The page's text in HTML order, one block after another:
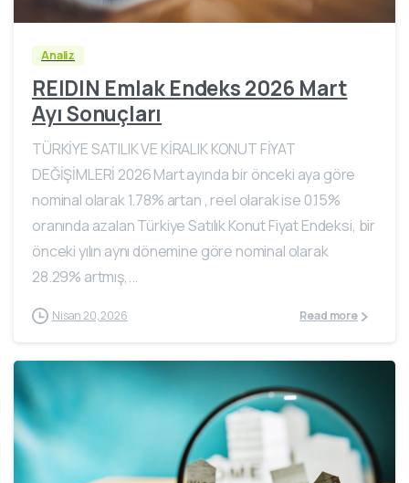
Analiz
REIDIN Emlak Endeks 2026 Mart
Ayı Sonuçları
TÜRKİYE SATILIK VE KİRALIK KONUT FİYAT
DEĞİŞİMLERİ 2026 Mart ayında bir önceki aya göre
nominal olarak 1.78% artan , reel olarak ise 0.15%
oranında azalan Türkiye Satılık Konut Fiyat Endeksi, bir
önceki yılın aynı dönemine göre nominal olarak
28.29% artmış,...
Nisan 20, 2026 Read more